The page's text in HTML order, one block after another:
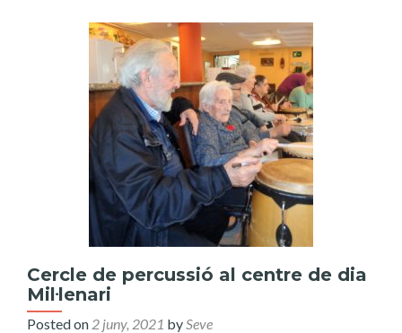
Cercle de percussió al centre de dia
Mil·lenari
Posted on 2 juny, 2021 bySeve